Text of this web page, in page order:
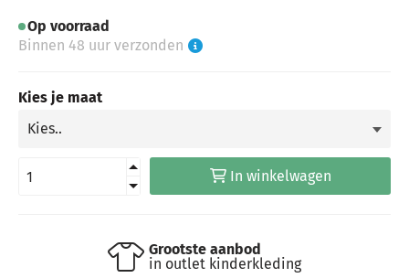
Op voorraad
Binnen 48 uur verzonden
Kies je maat
In winkelwagen
Grootste aanbod
in outlet kinderkleding